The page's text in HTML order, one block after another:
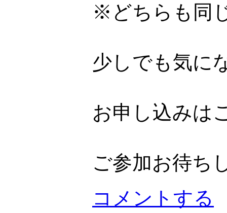
※どちらも同
少しでも気に
お申し込みは
ご参加お待ち
コメントする